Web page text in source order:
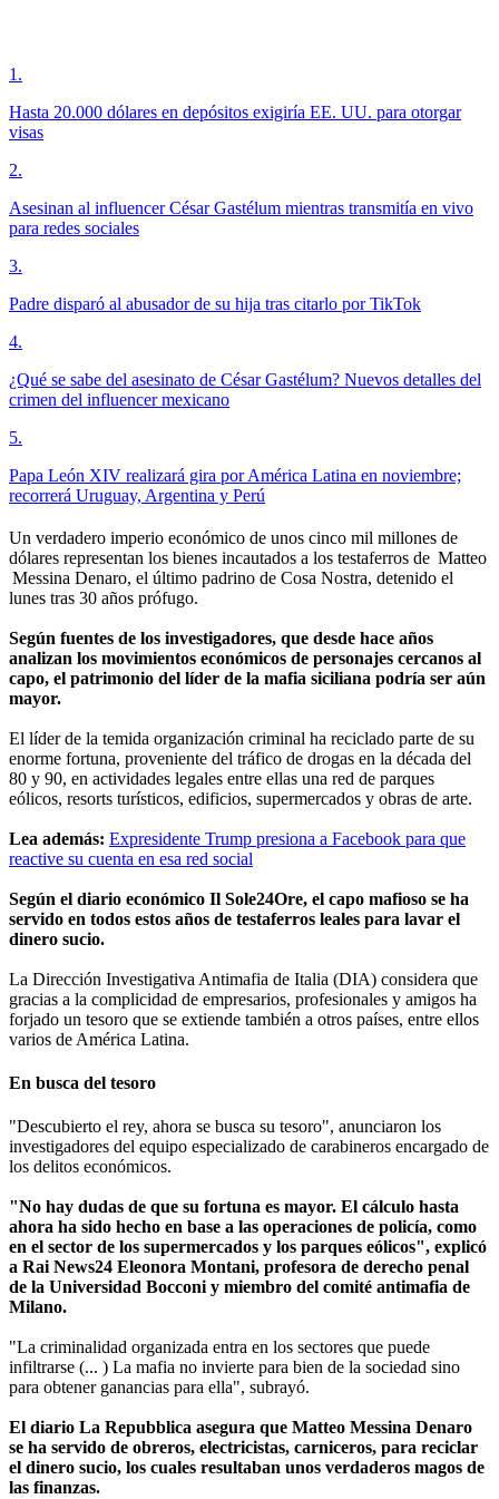
1 .
Hasta 20.000 dólares en depósitos exigiría EE. UU. para otorgar
visas
2.
Asesinan al influencer César Gastélum mientras transmitía en vivo
para redes sociales
3.
Padre disparó al abusador de su hija tras citarlo por TikTok
4.
¿Qué se sabe del asesinato de César Gastélum? Nuevos detalles del
crimen del influencer mexicano
5.
Papa León XIV realizará gira por América Latina en noviembre;
recorrerá Uruguay, Argentina y Perú
Un verdadero imperio económico de unos cinco mil millones de
dólares representan los bienes incautados a los testaferros de Matteo
Messina Denaro, el último padrino de Cosa Nostra, detenido el
lunes tras 30 años prófugo.
Según fuentes de los investigadores, que desde hace años
analizan los movimientos económicos de personajes cercanos al
capo, el patrimonio del líder de la mafia siciliana podría ser aún
mayor.
El líder de la temida organización criminal ha reciclado parte de su
enorme fortuna, proveniente del tráfico de drogas en la década del
80 y 90, en actividades legales entre ellas una red de parques
eólicos, resorts turísticos, edificios, supermercados y obras de arte.
Lea además: Expresidente Trump presiona a Facebook para que
reactive su cuenta en esa red social
Según el diario económico Il Sole24Ore, el capo mafioso se ha
servido en todos estos años de testaferros leales para lavar el
dinero sucio.
La Dirección Investigativa Antimafia de Italia (DIA) considera que
gracias a la complicidad de empresarios, profesionales y amigos ha
forjado un tesoro que se extiende también a otros países, entre ellos
varios de América Latina.
En busca del tesoro
"Descubierto el rey, ahora se busca su tesoro", anunciaron los
investigadores del equipo especializado de carabineros encargado de
los delitos económicos.
"No hay dudas de que su fortuna es mayor. El cálculo hasta
ahora ha sido hecho en base a las operaciones de policía, como
en el sector de los supermercados y los parques eólicos", explicó
a Rai News24 Eleonora Montani, profesora de derecho penal
de la Universidad Bocconi y miembro del comité antimafia de
Milano.
"La criminalidad organizada entra en los sectores que puede
infiltrarse (... ) La mafia no invierte para bien de la sociedad sino
para obtener ganancias para ella", subrayó.
El diario La Repubblica asegura que Matteo Messina Denaro
se ha servido de obreros, electricistas, carniceros, para reciclar
el dinero sucio, los cuales resultaban unos verdaderos magos de
las finanzas.